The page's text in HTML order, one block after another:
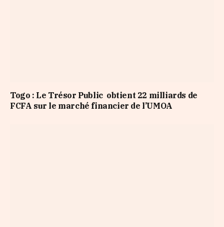
Togo : Le Trésor Public obtient 22 milliards de
FCFA sur le marché financier de l’UMOA